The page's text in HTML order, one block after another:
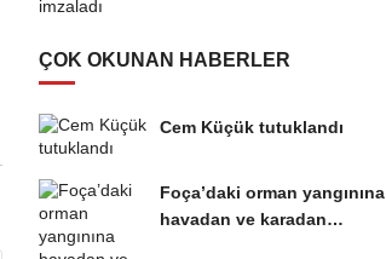
ÇOK OKUNAN HABERLER
Cem Küçük tutuklandı
Foça’daki orman yangınına
havadan ve karadan